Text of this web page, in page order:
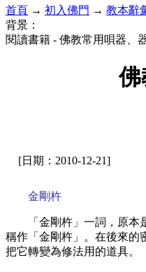
首頁 → 初入佛門 → 教本辭
背景：
閱讀書籍 - 佛教常用唄器
[日期：2010-12-21]
金剛杵
「金剛杵」一詞，原
稱作「金剛杵」。在後來的
把它轉變為修法用的道具。